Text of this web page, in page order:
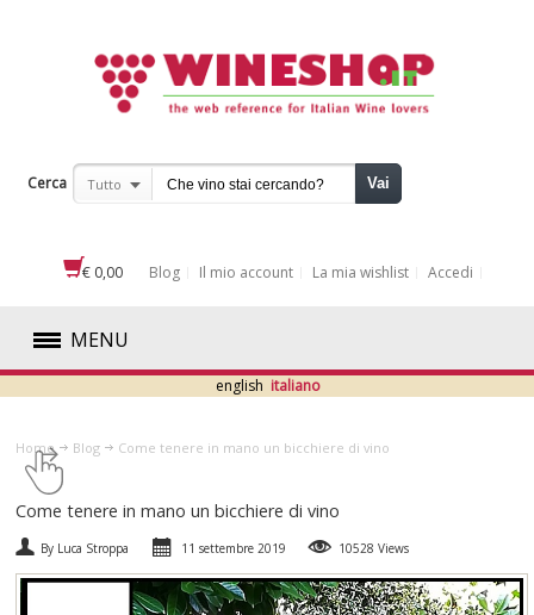
Cerca Tutto Vai
€ 0,00 Blog Il mio account La mia wishlist Accedi
MENU
ROSSI
BIANCHI
ROSATI
SPUMANTI
english italiano
Home Blog ​Come tenere in mano un bicchiere di vino
​Come tenere in mano un bicchiere di vino
By Luca Stroppa 11 settembre 2019 10528 Views